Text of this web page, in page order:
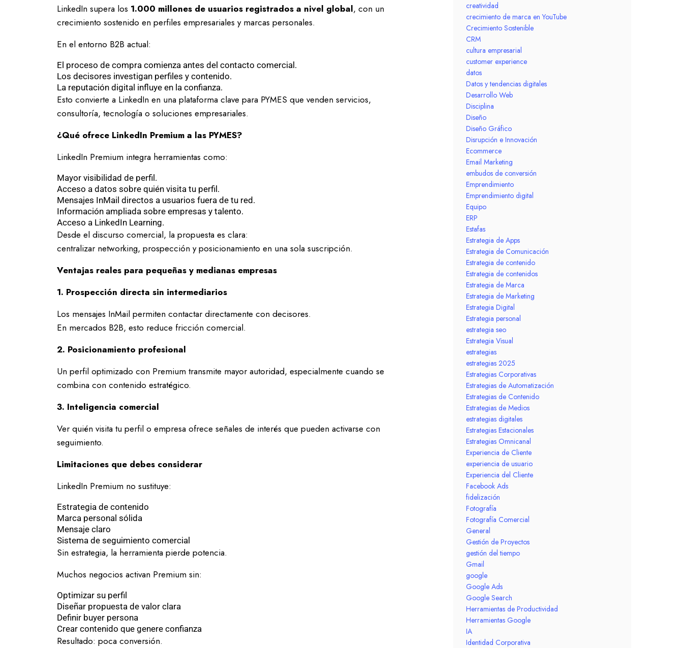
LinkedIn supera los 1.000 millones de usuarios registrados a nivel global, con un
crecimiento sostenido en perfiles empresariales y marcas personales.
En el entorno B2B actual:
El proceso de compra comienza antes del contacto comercial.
Los decisores investigan perfiles y contenido.
La reputación digital influye en la confianza.
Esto convierte a LinkedIn en una plataforma clave para PYMES que venden servicios,
consultoría, tecnología o soluciones empresariales.
¿Qué ofrece LinkedIn Premium a las PYMES?
LinkedIn Premium integra herramientas como:
Mayor visibilidad de perfil.
Acceso a datos sobre quién visita tu perfil.
Mensajes InMail directos a usuarios fuera de tu red.
Información ampliada sobre empresas y talento.
Acceso a LinkedIn Learning.
Desde el discurso comercial, la propuesta es clara:
centralizar networking, prospección y posicionamiento en una sola suscripción.
Ventajas reales para pequeñas y medianas empresas
1. Prospección directa sin intermediarios
Los mensajes InMail permiten contactar directamente con decisores.
En mercados B2B, esto reduce fricción comercial.
2. Posicionamiento profesional
Un perfil optimizado con Premium transmite mayor autoridad, especialmente cuando se
combina con contenido estratégico.
3. Inteligencia comercial
Ver quién visita tu perfil o empresa ofrece señales de interés que pueden activarse con
seguimiento.
Limitaciones que debes considerar
LinkedIn Premium no sustituye:
Estrategia de contenido
Marca personal sólida
Mensaje claro
Sistema de seguimiento comercial
Sin estrategia, la herramienta pierde potencia.
Muchos negocios activan Premium sin:
Optimizar su perfil
Diseñar propuesta de valor clara
Definir buyer persona
Crear contenido que genere confianza
Resultado: poca conversión.
creatividad
crecimiento de marca en YouTube
Crecimiento Sostenible
CRM
cultura empresarial
customer experience
datos
Datos y tendencias digitales
Desarrollo Web
Disciplina
Diseño
Diseño Gráfico
Disrupción e Innovación
Ecommerce
Email Marketing
embudos de conversión
Emprendimiento
Emprendimiento digital
Equipo
ERP
Estafas
Estrategia de Apps
Estrategia de Comunicación
Estrategia de contenido
Estrategia de contenidos
Estrategia de Marca
Estrategia de Marketing
Estrategia Digital
Estrategia personal
estrategia seo
Estrategia Visual
estrategias
estrategias 2025
Estrategias Corporativas
Estrategias de Automatización
Estrategias de Contenido
Estrategias de Medios
estrategias digitales
Estrategias Estacionales
Estrategias Omnicanal
Experiencia de Cliente
experiencia de usuario
Experiencia del Cliente
Facebook Ads
fidelización
Fotografía
Fotografía Comercial
General
Gestión de Proyectos
gestión del tiempo
Gmail
google
Google Ads
Google Search
Herramientas de Productividad
Herramientas Google
IA
Identidad Corporativa